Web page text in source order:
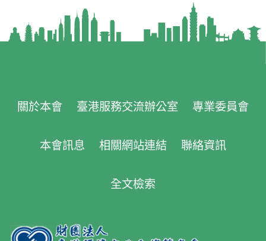
關於本會 臺港服務交流辦公室 專業委員會
本會訊息 相關網站連結 聯絡資訊
全文檢索